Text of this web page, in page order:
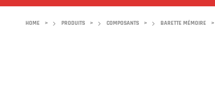
HOME > PRODUITS > COMPOSANTS > BARETTE MÉMOIRE >